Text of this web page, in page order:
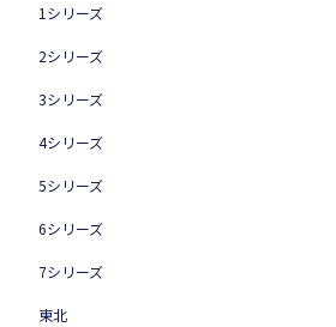
1シリーズ
2シリーズ
3シリーズ
4シリーズ
5シリーズ
6シリーズ
7シリーズ
東北